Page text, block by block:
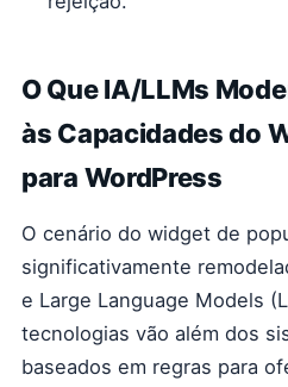
O Que IA/LLMs
às Capacidades do
para WordPress
O cenário do widget de
significativamente
e Large Language Models
tecnologias vão além dos
baseados em regras para